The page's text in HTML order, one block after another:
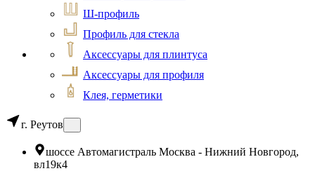
Ш-профиль
Профиль для стекла
Аксессуары для плинтуса
Аксессуары для профиля
Клея, герметики
г. Реутов
шоссе Автомагистраль Москва - Нижний Новгород,
вл19к4